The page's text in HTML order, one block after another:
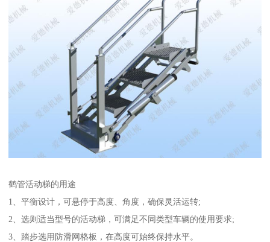
鹤管活动梯的用途
1、平衡设计，可悬停于高度、角度，确保灵活运转;
2、选则适当型号的活动梯，可满足不同类型车辆的使用要求;
3、踏步选用防滑网格板，在高度可始终保持水平。